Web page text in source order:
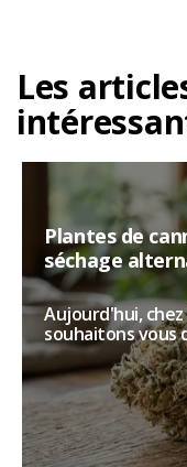
Les
Plantes de
séchage
Aujourd'hui,
souhaitons vous